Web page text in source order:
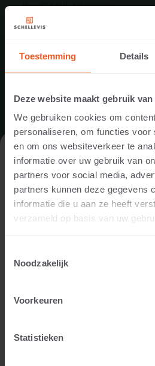
Toestemming Details
Deze website maakt gebruik
We gebruiken cookies om
personaliseren, om functies voor
en om ons websiteverkeer te
informatie over uw gebruik van
partners voor social media,
partners kunnen deze gegevens
informatie die u aan ze heeft
verzameld op basis van uw
Noodzakelijk
Voorkeuren
Statistieken
PLATTEN
GROSSFORMAT PLATTEN
PFLASTERSTEINE
BORDSTEINE
STUFEN
STAPELELEMENTE
SITZELEMENTE
BESUCHEN SIE
PRIVATPERSON ODER
FACHMANN/
Um Ihnen die für Sie relevanten
Projektentwickler) besuchen.
PRIVATPERSON
FACHMANN/FACHFRAU